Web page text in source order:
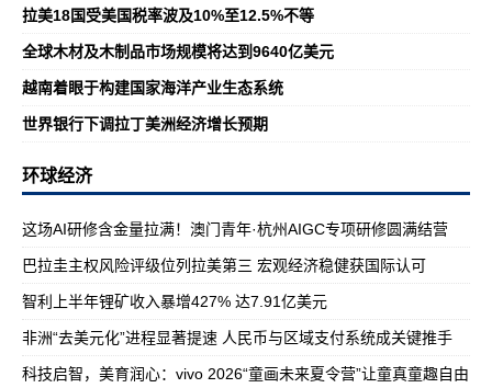
拉美18国受美国税率波及10%至12.5%不等
全球木材及木制品市场规模将达到9640亿美元
越南着眼于构建国家海洋产业生态系统
世界银行下调拉丁美洲经济增长预期
环球经济
这场AI研修含金量拉满！澳门青年·杭州AIGC专项研修圆满结营
巴拉圭主权风险评级位列拉美第三 宏观经济稳健获国际认可
智利上半年锂矿收入暴增427% 达7.91亿美元
非洲“去美元化”进程显著提速 人民币与区域支付系统成关键推手
科技启智，美育润心：vivo 2026“童画未来夏令营”让童真童趣自由